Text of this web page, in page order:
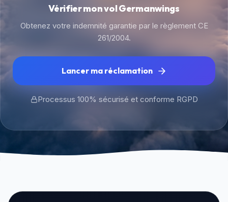
Vérifier mon vol Germanwings
Obtenez votre indemnité garantie par le règlement CE
261/2004.
Lancer ma réclamation
Processus 100% sécurisé et conforme RGPD